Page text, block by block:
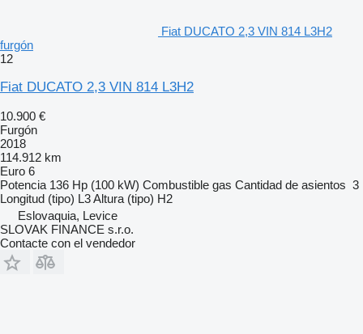
Fiat DUCATO 2,3 VIN 814 L3H2
furgón
12
Fiat DUCATO 2,3 VIN 814 L3H2
10.900 €
Furgón
2018
114.912 km
Euro 6
Potencia 136 Hp (100 kW) Combustible gas Cantidad de asientos 3
Longitud (tipo) L3Altura (tipo) H2
Eslovaquia, Levice
SLOVAK FINANCE s.r.o.
Contacte con el vendedor